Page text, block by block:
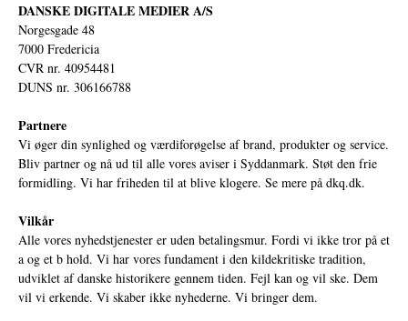
DANSKE DIGITALE MEDIER A/S
Norgesgade 48
7000 Fredericia
CVR nr. 40954481
DUNS nr. 306166788
Partnere
Vi øger din synlighed og værdiforøgelse af brand, produkter og service.
Bliv partner og nå ud til alle vores aviser i Syddanmark. Støt den frie
formidling. Vi har friheden til at blive klogere. Se mere på dkq.dk.
Vilkår
Alle vores nyhedstjenester er uden betalingsmur. Fordi vi ikke tror på et
a og et b hold. Vi har vores fundament i den kildekritiske tradition,
udviklet af danske historikere gennem tiden. Fejl kan og vil ske. Dem
vil vi erkende. Vi skaber ikke nyhederne. Vi bringer dem.